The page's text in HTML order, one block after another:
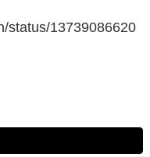
status/13739086620